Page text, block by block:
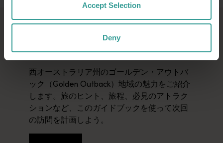
Accept Selection
Deny
ストタウン、歴史的な金鉱山の遺跡、ゴール
デン・クエスト・ディスカバリー・トレイル
(Golden Quest Discovery Trail)のハーバート・
ドライブグワリア (Gwalia)ースの一部を形成し
ています。
訪れるのに最適な時期は、彫刻の影が湖を横
切って伸びる早朝または午後遅くです。少な
くとも2時間かかりますが、500メートル離れ
ている51の彫刻をすべて見るのにはかなり時間
ゴールデン・アウトバック・
ホリデー・プランナー
西オーストラリア州のゴールデン・アウトバ
ック（Golden Outback）地域の魅力をご紹介
します。旅のヒント、旅程、必見のアトラク
ションなど、このガイドブックを使って次回
の訪問を計画しよう。